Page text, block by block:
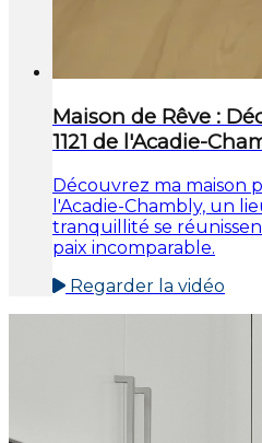
Maison de Rêve :
1121 de l'Acadie-
Découvrez ma maison
l'Acadie-Chambly, un
tranquillité se
paix incomparable.
Regarder la vidéo